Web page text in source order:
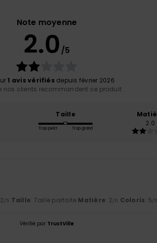
Note moyenne
2.0 /5
1 avis vérifiésdepuis février 2026
nos clients recommandent ce produit
Taille
Trop petit Trop grand
2.0
/5 Taille: Taille parfaite Matière: 2/5 Coloris: 5/5
Vérifié par TrustVille